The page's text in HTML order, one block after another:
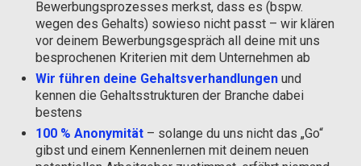
Bewerbungsprozesses merkst, dass es (bspw.
wegen des Gehalts) sowieso nicht passt – wir klären
vor deinem Bewerbungsgespräch all deine mit uns
besprochenen Kriterien mit dem Unternehmen ab
Wir führen deine Gehaltsverhandlungenund
kennen die Gehaltsstrukturen der Branche dabei
bestens
100 % Anonymität– solange du uns nicht das „Go“
gibst und einem Kennenlernen mit deinem neuen